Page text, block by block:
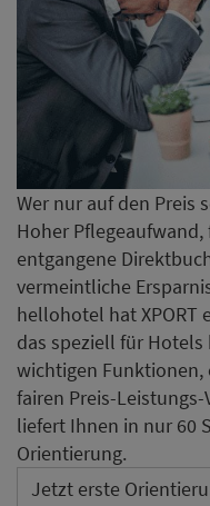
Wer nur auf den Preis
Hoher
entgangene
vermeintliche
hellohotel hat XPORT
das speziell für
wichtigen Funktionen,
fairen Preis-
liefert Ihnen in nur 60
Orientierung.
Jetzt erste